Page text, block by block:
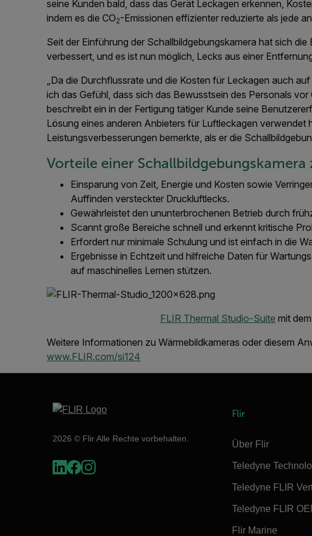
seine Kunden bald, dass das Gerät Leckagen erkennen,
indem es die CO2-Emissionen effizienter reduzierte als jede
Seit der Einführung der Schallbildgebungskamera hat sich
verbessert, und es ist nun möglich, Lecks aus einer
„Da die Durchflussrate und die Kosten für Leckagen auch
ich das Gefühl, dass sich das Bewusstsein des Personals
beschreibt ein in der Fertigung tätiger Kunde seine
Lösung eines anderen Anbieters für Luftleckagen verwendet
Leistungsverbesserungen bemerkte, als er die
Vorteile einer
Einsparung von Zeit, Energie und Kosten sowie
Auffinden versteckter Druckluftlecks.
Gewährleistet den ununterbrochenen Betrieb durch
Scannt große Bereiche schnell und erkennt kritische
Erfordert nur minimale Schulung und ist einfach in die
Ergebnisse in Echtzeit und hilfreiche Daten für
auf maschinelles Lernen stützen.
FLIR Thermal Studio-Suite mit
Weitere Informationen zu Wärmebildkameras oder diesem
www.FLIR.com/si124
2026 © Flir Alle Rechte vorbehalten.
Flir
Über Flir
Teledyne
Teledyne FLIR
Teledyne FLIR
Flir Marine